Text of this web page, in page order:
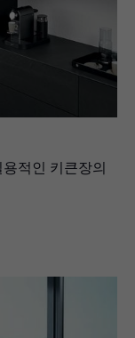
적인 키큰장의